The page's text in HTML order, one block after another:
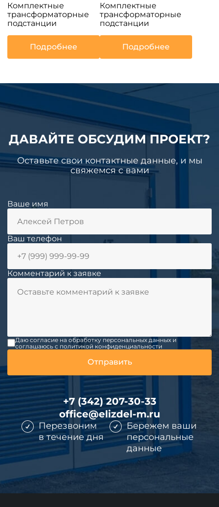
Комплектные
трансформаторные
подстанции
Подробнее
Комплектные
трансформаторные
подстанции
Подробнее
ДАВАЙТЕ ОБСУДИМ ПРОЕКТ?
Оставьте свои контактные данные, и мы
свяжемся с вами
Ваше имя
Ваш телефон
Комментарий к заявке
Даю согласие на обработку персональных данных и
соглашаюсь c политикой конфиденциальности
+7 (342) 207-30-33
office@elizdel-m.ru
Перезвоним
в течение дня
Бережем ваши
персональные
данные